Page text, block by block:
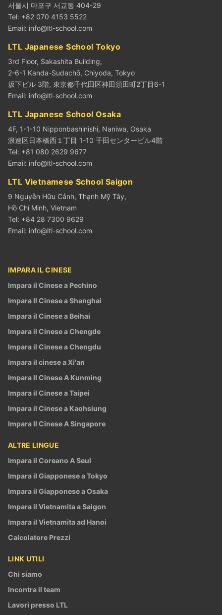
서울시 마포구 서교동 404-29
Tel: +82 070 4153 5522
Email: info@ltl-school.com
LTL Japanese School Tokyo
3rd Floor, Sakashita Building,
2-6-1 Kanda-Sudachō, Chiyoda, Tokyo
坂下ビル 3階, 東京都千代田区神田須田町2丁目6-1
Email: info@ltl-school.com
LTL Japanese School Osaka
4F, 1-1-10 Nipponbashinishi, Naniwa, Osaka
浪速区日本橋西１丁目 1-10 千田センタービル4階
Tel: +81 080 2629 9677
Email: info@ltl-school.com
LTL Vietnamese School Saigon
9 Nguyễn Hữu Cảnh, Thạnh Mỹ Tây,
Hồ Chí Minh, Vietnam
Tel: +84 28 7300 9629
Email: info@ltl-school.com
IMPARA IL CINESE
Impara il Cinese a Pechino
Impara Il Cinese a Shanghai
Impara il Cinese a Beihai
Impara il Cinese a Chengde
Impara il Cinese a Chengdu
Impara il cinese a Xi'an
Impara Il Cinese A Kunming
Impara il Cinese a Taipei
Impara il Cinese a Kaohsiung
Impara Il Cinese A Singapore
ALTRE LINGUE
Impara il Coreano A Seul
Impara il Giapponese a Tokyo
Impara il Giapponese a Osaka
Impara il Vietnamita a Saigon
Impara il Vietnamita ad Hanoi
Calcolatore Prezzi
LINK UTILI
Chi siamo
Incontra il team
Lavori presso LTL